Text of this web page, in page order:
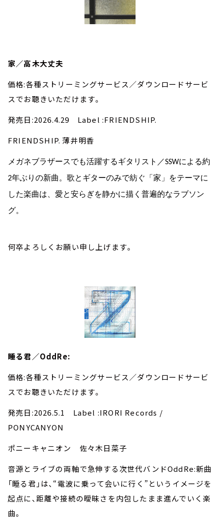
家／高木大丈夫
価格:各種ストリーミングサービス／ダウンロードサービ
スでお聴きいただけます。
発売日:2026.4.29 Label :FRIENDSHIP.
FRIENDSHIP. 薄井明香
メガネブラザースでも活躍するギタリスト／SSWによる約
2年ぶりの新曲。歌とギターのみで紡ぐ「家」をテーマに
した楽曲は、愛と安らぎを静かに描く普遍的なラブソン
グ。
何卒よろしくお願い申し上げます。
睡る君／OddRe:
価格:各種ストリーミングサービス／ダウンロードサービ
スでお聴きいただけます。
発売日:2026.5.1 Label :IRORI Records /
PONYCANYON
ポニーキャニオン 佐々木日菜子
音源とライブの両軸で急伸する次世代バンドOddRe:新曲
「睡る君」は、“電波に乗って会いに行く”というイメージを
起点に、距離や接続の曖昧さを内包したまま進んでいく楽
曲。